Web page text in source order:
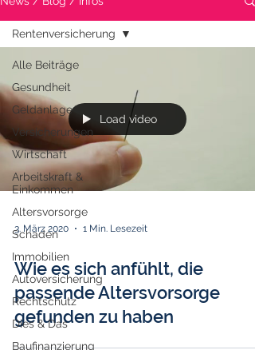
Alle Beiträge
Gesundheit
Geldanlage
Versicherungen
Wirtschaft
Arbeitskraft &
Einkommen
Altersvorsorge
Schaden
Immobilien
Autoversicherung
Rechtschutz
Dies & Das
Baufinanzierung
Rentenversicherung
Load video
3. März 2020 1 Min. Lesezeit
Wie es sich anfühlt, die
passende Altersvorsorge
gefunden zu haben